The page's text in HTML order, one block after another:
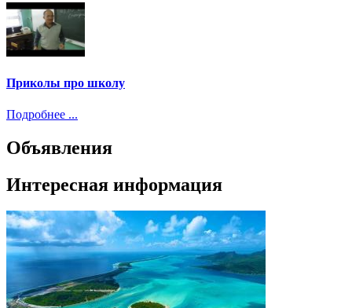
Приколы про школу
Подробнее ...
Объявления
Интересная информация